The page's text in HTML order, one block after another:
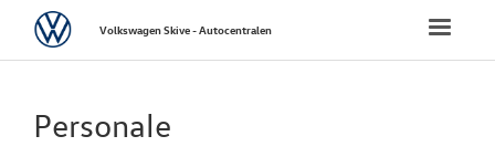
Toggle
VolkswagenVolkswagen Skive - Autocentralen
Personale